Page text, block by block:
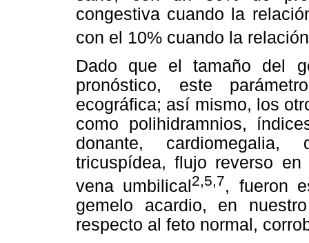
congestiva cuando la
con el 10% cuando la
Dado que el tamaño del
pronóstico, este
ecográfica; así mismo, los
como polihidramnios,
donante, cardiomegalia,
tricuspídea, flujo reverso
vena umbilical 2,5,7, fueron
gemelo acardio, en
respecto al feto normal,